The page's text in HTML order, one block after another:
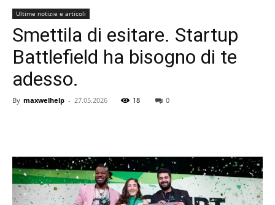
Ultime notizie e articoli
Smettila di esitare. Startup
Battlefield ha bisogno di te
adesso.
By maxwelhelp - 27.05.2026 18 0